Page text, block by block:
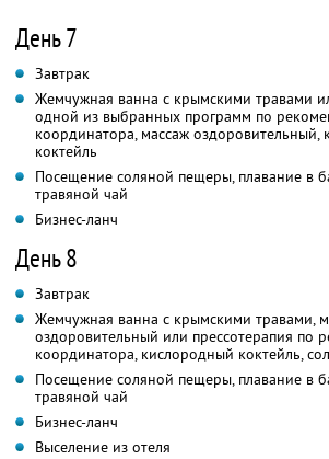
День 7
Завтрак
Жемчужная ванна с крымскими травами
одной из выбранных программ по
координатора, массаж оздоровительный,
коктейль
Посещение соляной пещеры, плавание в
травяной чай
Бизнес-ланч
День 8
Завтрак
Жемчужная ванна с крымскими травами,
оздоровительный или прессотерапия по
координатора, кислородный коктейль,
Посещение соляной пещеры, плавание в
травяной чай
Бизнес-ланч
Выселение из отеля